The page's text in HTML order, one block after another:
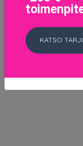
KATSO